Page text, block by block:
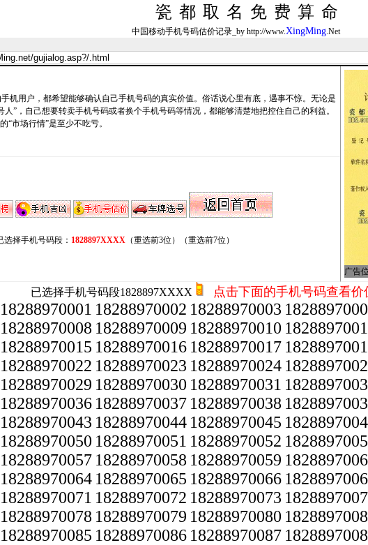
瓷都取名免费算命
中国移动手机号码估价记录_by http://www.XingMing.Net
用户，都希望能够确认自己手机号码的真实价值。俗话说心里有底，遇事不惊。无论是
人”，自己想要转卖手机号码或者换个手机号码等情况，都能够清楚地把控住自己的利益。
“市场行情”是至少不吃亏。
广告
选择手机号码段： 1828897XXXX（重选前3位） （重选前7位）
已选择手机号码段1828897XXXX 点击下面的手机号码查看价
18288970001 18288970002 18288970003
18288970008 18288970009 18288970010
18288970015 18288970016 18288970017
18288970022 18288970023 18288970024
18288970029 18288970030 18288970031
18288970036 18288970037 18288970038
18288970043 18288970044 18288970045
18288970050 18288970051 18288970052
18288970057 18288970058 18288970059
18288970064 18288970065 18288970066
18288970071 18288970072 18288970073
18288970078 18288970079 18288970080
18288970085 18288970086 18288970087